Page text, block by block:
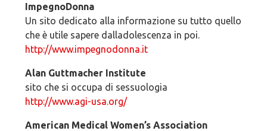
ImpegnoDonna
Un sito dedicato alla informazione su tutto quello
che è utile sapere dalladolescenza in poi.
http://www.impegnodonna.it
Alan Guttmacher Institute
sito che si occupa di sessuologia
http://www.agi-usa.org/
American Medical Women’s Association